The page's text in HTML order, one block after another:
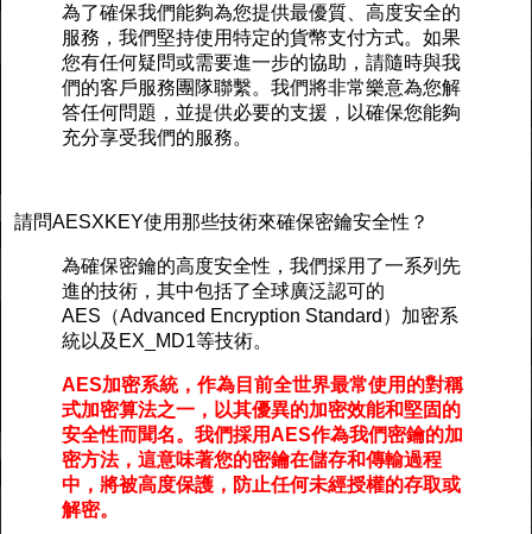
為了確保我們能夠為您提供最優質、高度安全的
服務，我們堅持使用特定的貨幣支付方式。如果
您有任何疑問或需要進一步的協助，請隨時與我
們的客戶服務團隊聯繫。我們將非常樂意為您解
答任何問題，並提供必要的支援，以確保您能夠
充分享受我們的服務。
請問AESXKEY使用那些技術來確保密鑰安全性？
為確保密鑰的高度安全性，我們採用了一系列先
進的技術，其中包括了全球廣泛認可的
AES（Advanced Encryption Standard）加密系
統以及EX_MD1等技術。
AES加密系統，作為目前全世界最常使用的對稱
式加密算法之一，以其優異的加密效能和堅固的
安全性而聞名。我們採用AES作為我們密鑰的加
密方法，這意味著您的密鑰在儲存和傳輸過程
中，將被高度保護，防止任何未經授權的存取或
解密。